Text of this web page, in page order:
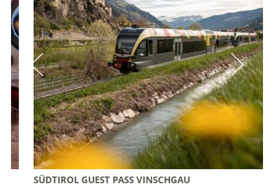
SÜDTIROL GUEST PASS VINSCHGAU